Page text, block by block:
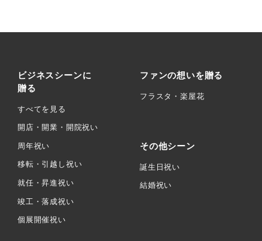
ビジネスシーンに
贈る
すべてを見る
開店・開業・開院祝い
周年祝い
移転・引越し祝い
就任・昇進祝い
竣工・落成祝い
個展開催祝い
ファンの想いを贈る
フラスタ・楽屋花
その他シーン
誕生日祝い
結婚祝い